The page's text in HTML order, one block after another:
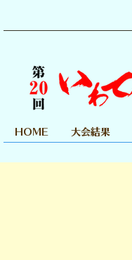
HOME 大会結果